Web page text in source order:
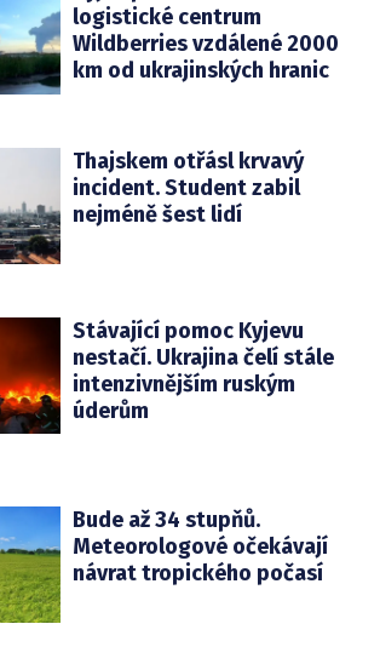
logistické centrum
Wildberries vzdálené 2000
km od ukrajinských hranic
Thajskem otřásl krvavý
incident. Student zabil
nejméně šest lidí
Stávající pomoc Kyjevu
nestačí. Ukrajina čelí stále
intenzivnějším ruským
úderům
Bude až 34 stupňů.
Meteorologové očekávají
návrat tropického počasí